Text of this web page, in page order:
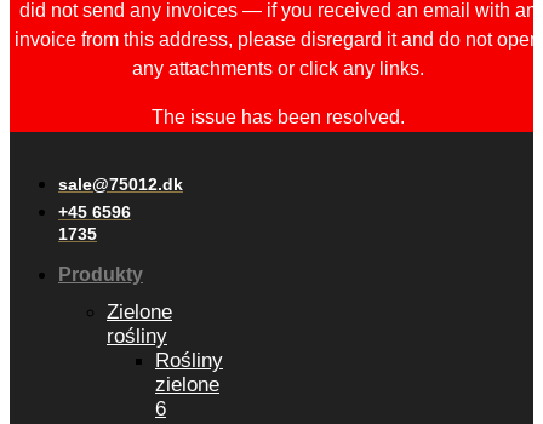
did not send any invoices — if you received an email with an
invoice from this address, please disregard it and do not open
any attachments or click any links.
The issue has been resolved.
sale@75012.dk
+45 6596
1735
Produkty
Zielone
rośliny
Rośliny
zielone
6